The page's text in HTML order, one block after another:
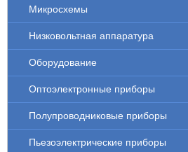
Микросхемы
Низковольтная аппаратура
Оборудование
Оптоэлектронные приборы
Полупроводниковые приборы
Пьезоэлектрические приборы